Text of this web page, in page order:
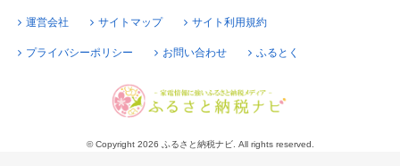
運営会社 サイトマップ サイト利用規約
プライバシーポリシー お問い合わせ ふるとく
© Copyright 2026 ふるさと納税ナビ. All rights reserved.